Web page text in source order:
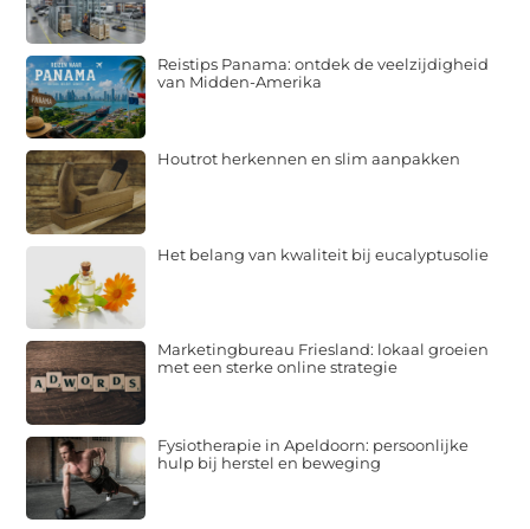
Reistips Panama: ontdek de veelzijdigheid
van Midden-Amerika
Houtrot herkennen en slim aanpakken
Het belang van kwaliteit bij eucalyptusolie
Marketingbureau Friesland: lokaal groeien
met een sterke online strategie
Fysiotherapie in Apeldoorn: persoonlijke
hulp bij herstel en beweging